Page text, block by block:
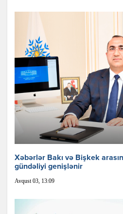
Xəbərlər Bakı və Bişkek
gündəliyi genişlənir
Avqust 03, 13:09